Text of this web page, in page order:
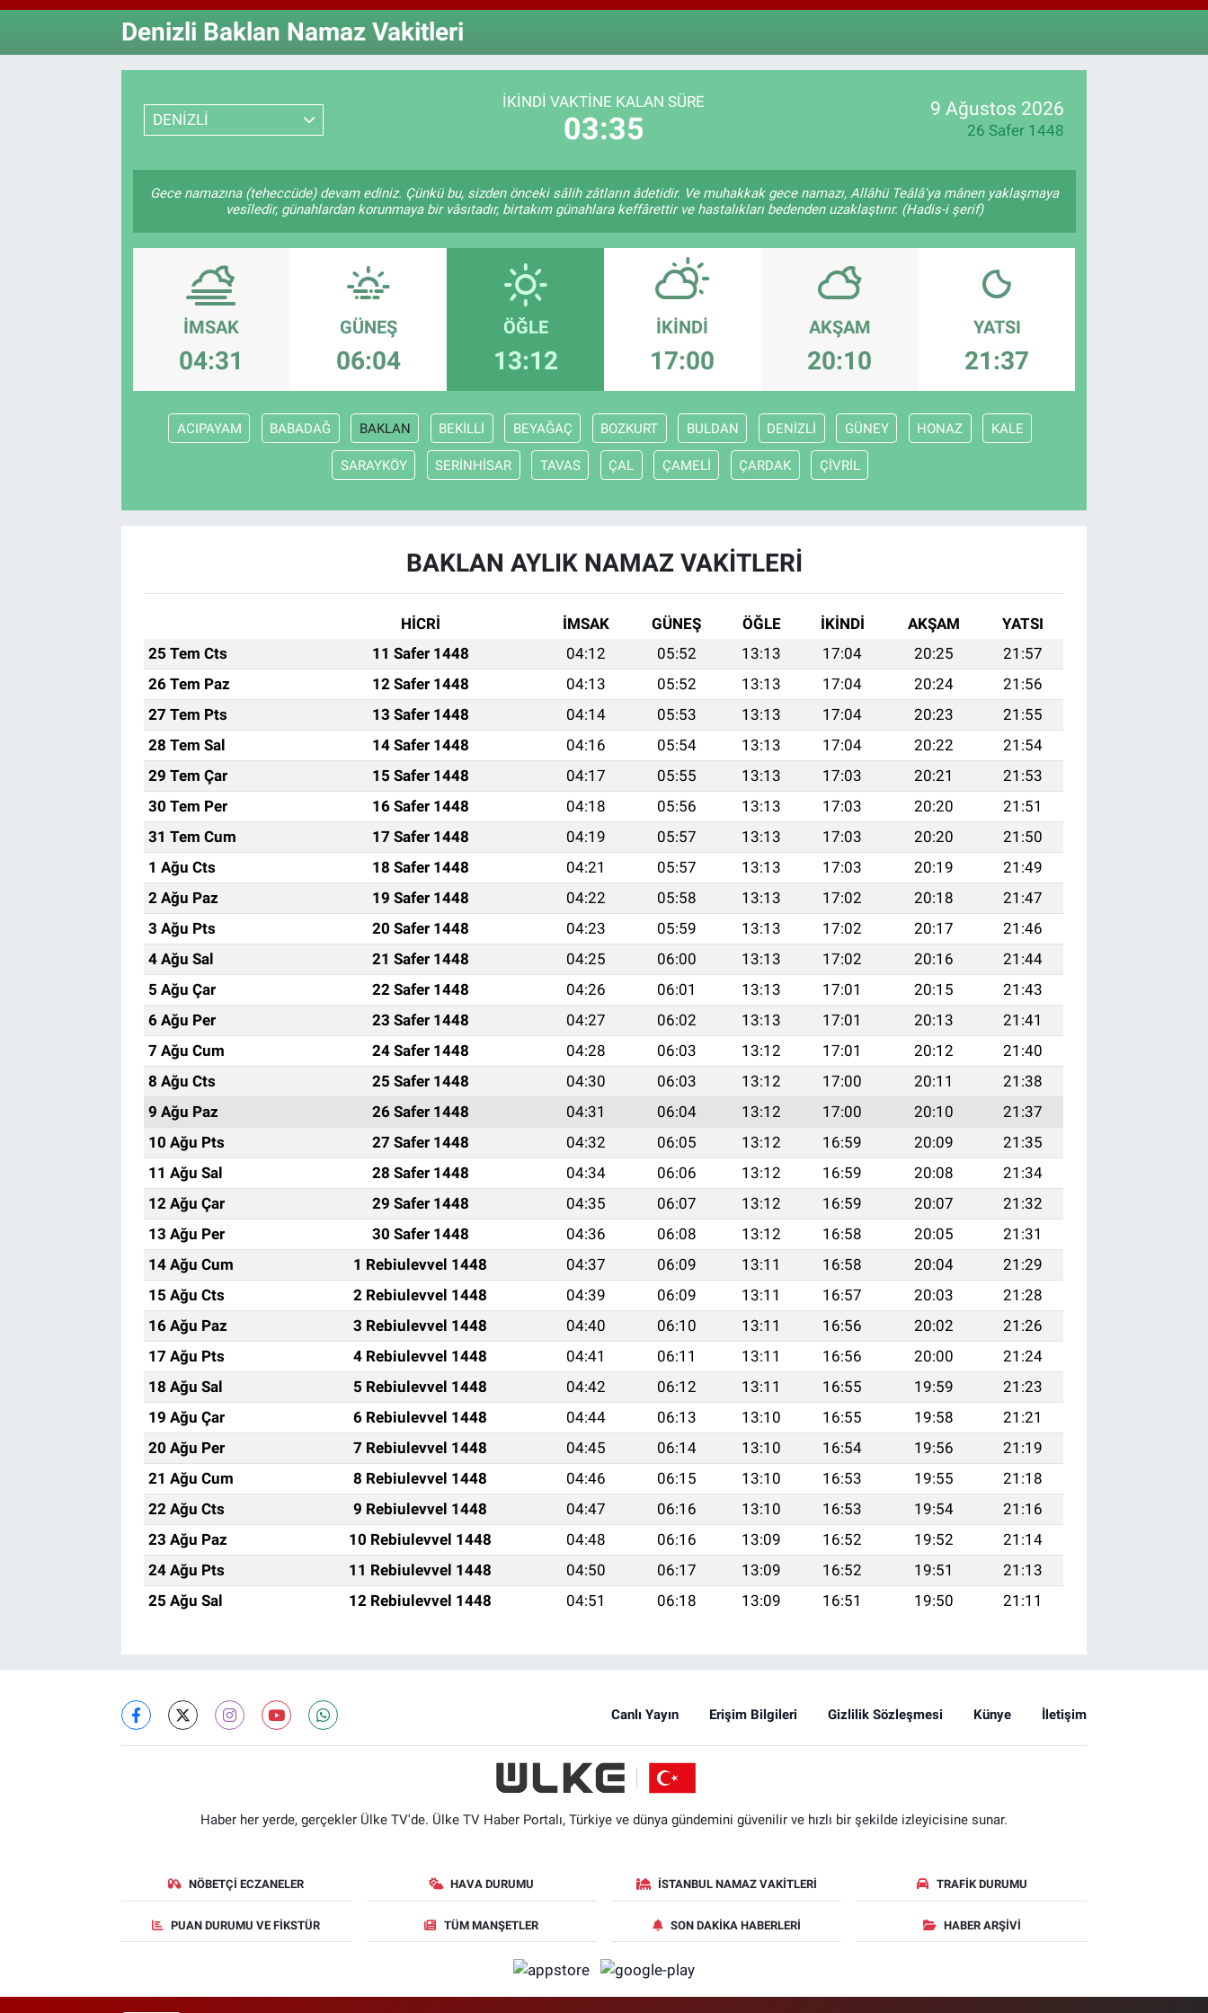
BİST100
13.779
%-14
Denizli Baklan Namaz Vakitleri
DENİZLİ
İKINDI VAKTINE KALAN SÜRE
03:34
9 Ağustos 2026
26 Safer 1448
Gece namazına (teheccüde) devam ediniz. Çünkü bu, sizden önceki sâlih zâtların âdetidir. Ve muhakkak gece namazı, Allâhü Teâlâ'ya mânen yaklaşmaya
vesîledir, günahlardan korunmaya bir vâsıtadır, birtakım günahlara keffârettir ve hastalıkları bedenden uzaklaştırır. (Hadis-i şerif)
İMSAK
04:31
GÜNEŞ
06:04
ÖĞLE
13:12
İKINDI
17:00
AKŞAM
20:10
YATSI
21:37
ACIPAYAM BABADAĞ BAKLAN BEKİLLİ BEYAĞAÇ BOZKURT BULDAN DENİZLİ GÜNEY HONAZ KALE
SARAYKÖY SERİNHİSAR TAVAS ÇAL ÇAMELİ ÇARDAK ÇİVRİL
BAKLAN AYLIK NAMAZ VAKITLERI
HİCRİ İMSAK GÜNEŞ ÖĞLE İKINDI AKŞAM
YATSI
25 Tem Cts
11 Safer 1448 04:12 05:52 13:13 17:04 20:25
21:57
26 Tem Paz
12 Safer 1448 04:13 05:52 13:13 17:04 20:24
21:56
27 Tem Pts
13 Safer 1448 04:14 05:53 13:13 17:04 20:23
21:55
28 Tem Sal
14 Safer 1448 04:16 05:54 13:13 17:04 20:22
21:54
29 Tem Çar
15 Safer 1448 04:17 05:55 13:13 17:03 20:21
21:53
30 Tem Per
16 Safer 1448 04:18 05:56 13:13 17:03 20:20
21:51
31 Tem Cum
17 Safer 1448 04:19 05:57 13:13 17:03 20:20
21:50
1 Ağu Cts
18 Safer 1448 04:21 05:57 13:13 17:03 20:19
21:49
2 Ağu Paz
19 Safer 1448 04:22 05:58 13:13 17:02 20:18
21:47
3 Ağu Pts
20 Safer 1448 04:23 05:59 13:13 17:02 20:17
21:46
4 Ağu Sal
21 Safer 1448 04:25 06:00 13:13 17:02 20:16
21:44
5 Ağu Çar
22 Safer 1448 04:26 06:01 13:13 17:01 20:15
21:43
6 Ağu Per
23 Safer 1448 04:27 06:02 13:13 17:01 20:13
21:41
7 Ağu Cum
24 Safer 1448 04:28 06:03 13:12 17:01 20:12
21:40
8 Ağu Cts
25 Safer 1448 04:30 06:03 13:12 17:00 20:11
21:38
9 Ağu Paz
26 Safer 1448 04:31 06:04 13:12 17:00 20:10
21:37
10 Ağu Pts
27 Safer 1448 04:32 06:05 13:12 16:59 20:09
21:35
11 Ağu Sal
28 Safer 1448 04:34 06:06 13:12 16:59 20:08
21:34
12 Ağu Çar
29 Safer 1448 04:35 06:07 13:12 16:59 20:07
21:32
13 Ağu Per
30 Safer 1448 04:36 06:08 13:12 16:58 20:05
21:31
14 Ağu Cum
1 Rebiulevvel 1448 04:37 06:09 13:11 16:58 20:04
21:29
15 Ağu Cts
2 Rebiulevvel 1448 04:39 06:09 13:11 16:57 20:03
21:28
16 Ağu Paz
3 Rebiulevvel 1448 04:40 06:10 13:11 16:56 20:02
21:26
17 Ağu Pts
4 Rebiulevvel 1448 04:41 06:11 13:11 16:56 20:00
21:24
18 Ağu Sal
5 Rebiulevvel 1448 04:42 06:12 13:11 16:55 19:59
21:23
19 Ağu Çar
6 Rebiulevvel 1448 04:44 06:13 13:10 16:55 19:58
21:21
20 Ağu Per
7 Rebiulevvel 1448 04:45 06:14 13:10 16:54 19:56
21:19
21 Ağu Cum
8 Rebiulevvel 1448 04:46 06:15 13:10 16:53 19:55
21:18
22 Ağu Cts
9 Rebiulevvel 1448 04:47 06:16 13:10 16:53 19:54
21:16
23 Ağu Paz
10 Rebiulevvel 1448 04:48 06:16 13:09 16:52 19:52
21:14
24 Ağu Pts
11 Rebiulevvel 1448 04:50 06:17 13:09 16:52 19:51
21:13
25 Ağu Sal
12 Rebiulevvel 1448 04:51 06:18 13:09 16:51 19:50 21:11
Canlı Yayın Erişim Bilgileri Gizlilik Sözleşmesi Künye İletişim
Haber her yerde, gerçekler Ülke TV'de. Ülke TV Haber Portalı, Türkiye ve dünya gündemini güvenilir ve hızlı bir şekilde izleyicisine sunar.
NÖBETÇI ECZANELER HAVA DURUMU İSTANBUL NAMAZ VAKITLERI TRAFIK DURUMU
PUAN DURUMU VE FIKSTÜR TÜM MANŞETLER SON DAKIKA HABERLERI HABER ARŞIVI
Özel Haberler
Haber Arşivi